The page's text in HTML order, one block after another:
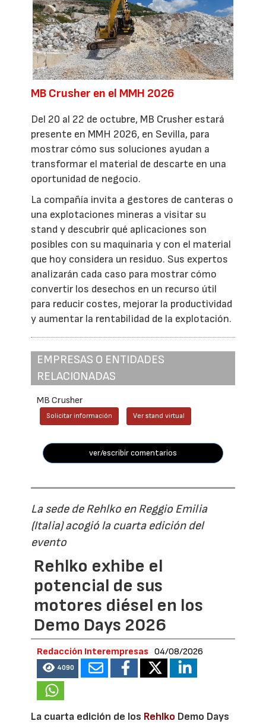
MB Crusher en el MMH 2026
Del 20 al 22 de octubre, MB Crusher estará
presente en MMH 2026, en Sevilla, para
mostrar cómo sus soluciones ayudan a
transformar el material de descarte en una
oportunidad de negocio.
La compañía invita a gestores de canteras o
una explotaciones mineras a visitar su
stand y descubrir qué aplicaciones son
posibles con su maquinaria y con el material
que hoy considera un residuo. Sus expertos
analizarán cada caso para mostrar cómo
convertir los desechos en un recurso útil
para reducir costes, mejorar la productividad
y aumentar la rentabilidad de la explotación.
EMPRESAS O ENTIDADES
RELACIONADAS
MB Crusher
Solicitar información Ver stand virtual
ver/escribir comentarios
La sede de Rehlko en Reggio Emilia
(Italia) acogió la cuarta edición del
evento
Rehlko exhibe el
potencial de sus
motores diésel en los
Demo Days 2026
Redacción Interempresas 04/08/2026
4090
La cuarta edición de los Rehlko Demo Days